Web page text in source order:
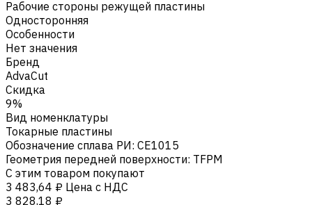
Рабочие стороны режущей пластины
Односторонняя
Особенности
Нет значения
Бренд
AdvaCut
Скидка
9%
Вид номенклатуры
Токарные пластины
Обозначение сплава РИ: CE1015
Геометрия передней поверхности: TFPM
С этим товаром покупают
3 483,64 ₽ Цена с НДС
3 828,18 ₽